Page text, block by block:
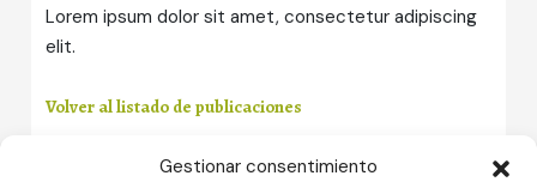
Gestionar consentimiento
Lorem ipsum dolor sit amet, consectetur adipiscing
elit.
Volver al listado de publicaciones